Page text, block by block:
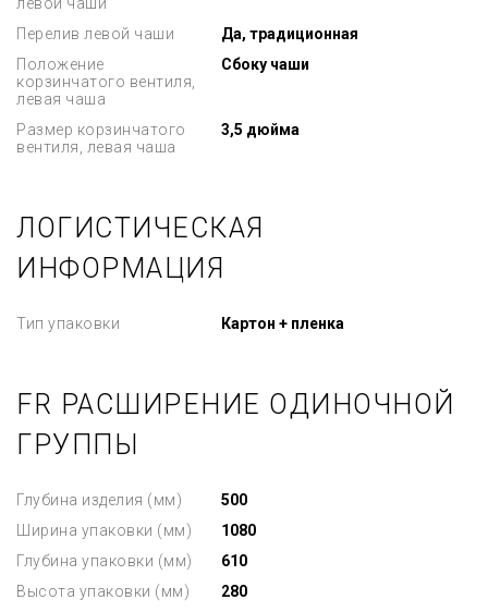
Перелив левой чаши
Да, традиционная
Положение
корзинчатого вентиля,
левая чаша
Сбоку чаши
Размер корзинчатого
вентиля, левая чаша
3,5 дюйма
ЛОГИСТИЧЕСКАЯ
ИНФОРМАЦИЯ
Тип упаковки Картон + пленка
FR РАСШИРЕНИЕ ОДИНОЧНОЙ
ГРУППЫ
Глубина изделия (мм)
500
Ширина упаковки (мм)
1080
Глубина упаковки (мм)
610
Высота упаковки (мм)
280